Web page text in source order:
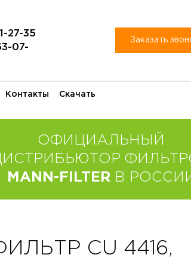
27-35
07-
Заказать
Контакты
Скачать
ОФИЦИАЛЬНЫЙ
MANN-FILTER В
CU 4416,